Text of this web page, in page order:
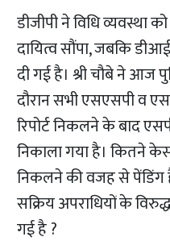
डीजीपी ने विधि
दायित्व सौंपा, जबकि
दी गई है। श्री चौबे ने
दौरान सभी एसएसपी व
रिपोर्ट निकलने के बाद
निकाला गया है। कितने
निकलने की वजह से पेंडिंग
सक्रिय अपराधियों के
गई है ?